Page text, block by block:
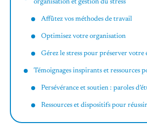
organisation et gestion du stress
Affûtez vos méthodes de travail
Optimisez votre organisation
Gérez le stress pour préserver
Témoignages inspirants et ressources
Persévérance et soutien : paroles
Ressources et dispositifs pour réussir